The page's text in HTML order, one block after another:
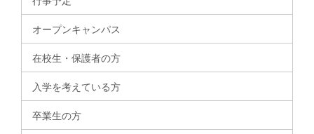
オープンキャンパス
在校生・保護者の方
入学を考えている方
卒業生の方